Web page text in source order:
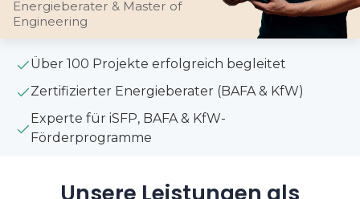
Energieberater & Master of
Engineering
Über 100 Projekte erfolgreich begleitet
Zertifizierter Energieberater (BAFA & KfW)
Experte für iSFP, BAFA & KfW-
Förderprogramme
Unsere Leistungen als